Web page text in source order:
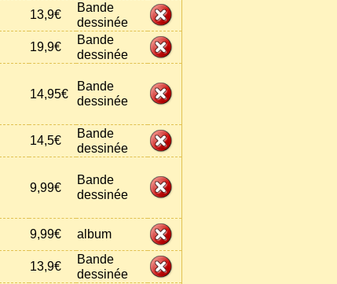
13,9€
Bande
dessinée
19,9€
Bande
dessinée
14,95€
Bande
dessinée
14,5€
Bande
dessinée
9,99€
Bande
dessinée
9,99€ album
13,9€
Bande
dessinée